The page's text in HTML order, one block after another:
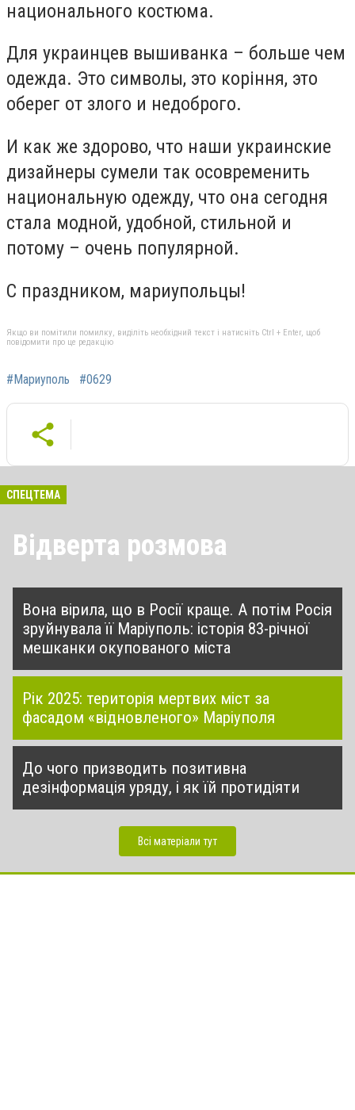
национального костюма.
Для украинцев вышиванка – больше чем
одежда. Это символы, это коріння, это
оберег от злого и недоброго.
И как же здорово, что наши украинские
дизайнеры сумели так осовременить
национальную одежду, что она сегодня
стала модной, удобной, стильной и
потому – очень популярной.
С праздником, мариупольцы!
Якщо ви помітили помилку, виділіть необхідний текст і натисніть Ctrl + Enter, щоб
повідомити про це редакцію
#Мариуполь #0629
СПЕЦТЕМА
Відверта розмова
Вона вірила, що в Росії краще. А потім Росія
зруйнувала її Маріуполь: історія 83-річної
мешканки окупованого міста
Рік 2025: територія мертвих міст за
фасадом «відновленого» Маріуполя
До чого призводить позитивна
дезінформація уряду, і як їй протидіяти
Всі матеріали тут